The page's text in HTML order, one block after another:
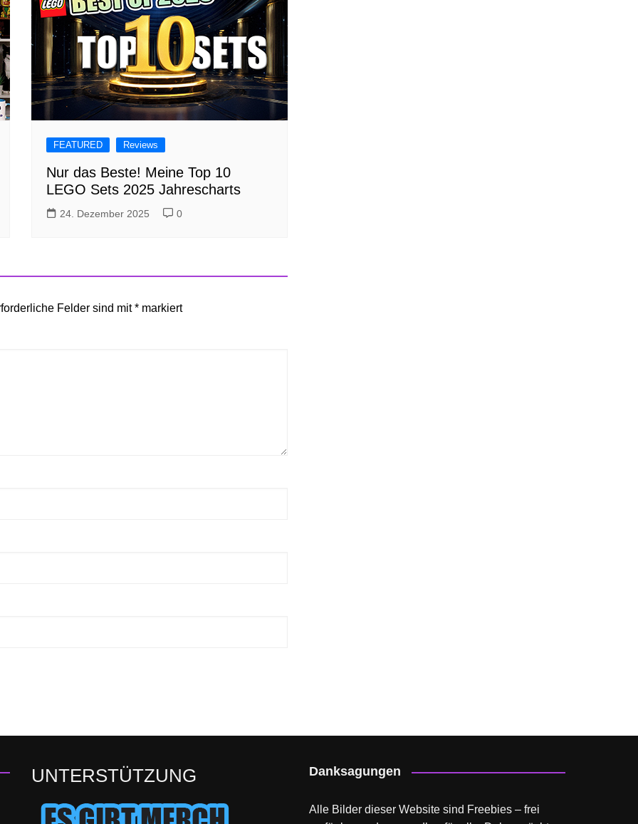
FEATURED Reviews
Nur das Beste! Meine Top 10
LEGO Sets 2025 Jahrescharts
24. Dezember 2025 0
Felder sind mit* markiert
UNTERSTÜTZUNG Danksagungen
Alle Bilder dieser Website sind Freebies – frei